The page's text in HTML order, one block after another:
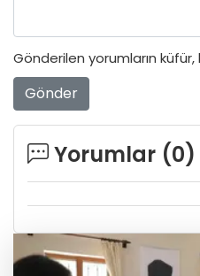
Gönderilen yorumların
Gönder
Yorumlar (0)